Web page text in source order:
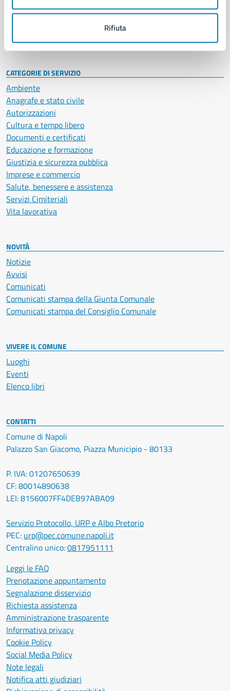
Rifiuta
Personale amministrativo
CATEGORIE DI SERVIZIO
Ambiente
Anagrafe e stato civile
Autorizzazioni
Cultura e tempo libero
Documenti e certificati
Educazione e formazione
Giustizia e sicurezza pubblica
Imprese e commercio
Salute, benessere e assistenza
Servizi Cimiteriali
Vita lavorativa
NOVITÀ
Notizie
Avvisi
Comunicati
Comunicati stampa della Giunta Comunale
Comunicati stampa del Consiglio Comunale
VIVERE IL COMUNE
Luoghi
Eventi
Elenco libri
CONTATTI
Comune di Napoli
Palazzo San Giacomo, Piazza Municipio - 80133
P. IVA: 01207650639
CF: 80014890638
LEI: 8156007FF4DEB97ABA09
Servizio Protocollo, URP e Albo Pretorio
PEC: urp@pec.comune.napoli.it
Centralino unico:0817951111
Leggi le FAQ
Prenotazione appuntamento
Segnalazione disservizio
Richiesta assistenza
Amministrazione trasparente
Informativa privacy
Cookie Policy
Social Media Policy
Note legali
Notifica atti giudiziari